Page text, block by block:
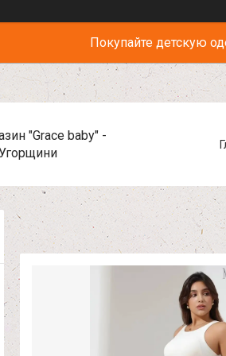
Покупайте детскую
"Grace baby" -